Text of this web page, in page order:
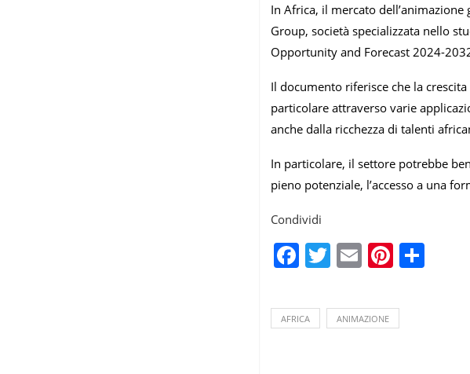
In Africa, il mercato
Group, società specializzata nello
Opportunity and Forecast 2024-
Il documento riferisce che la
particolare attraverso varie
anche dalla ricchezza di talenti
In particolare, il settore potrebbe
pieno potenziale, l’accesso a una
Condividi
Facebook
Twitter
Email
AFRICA ANIMAZIONE